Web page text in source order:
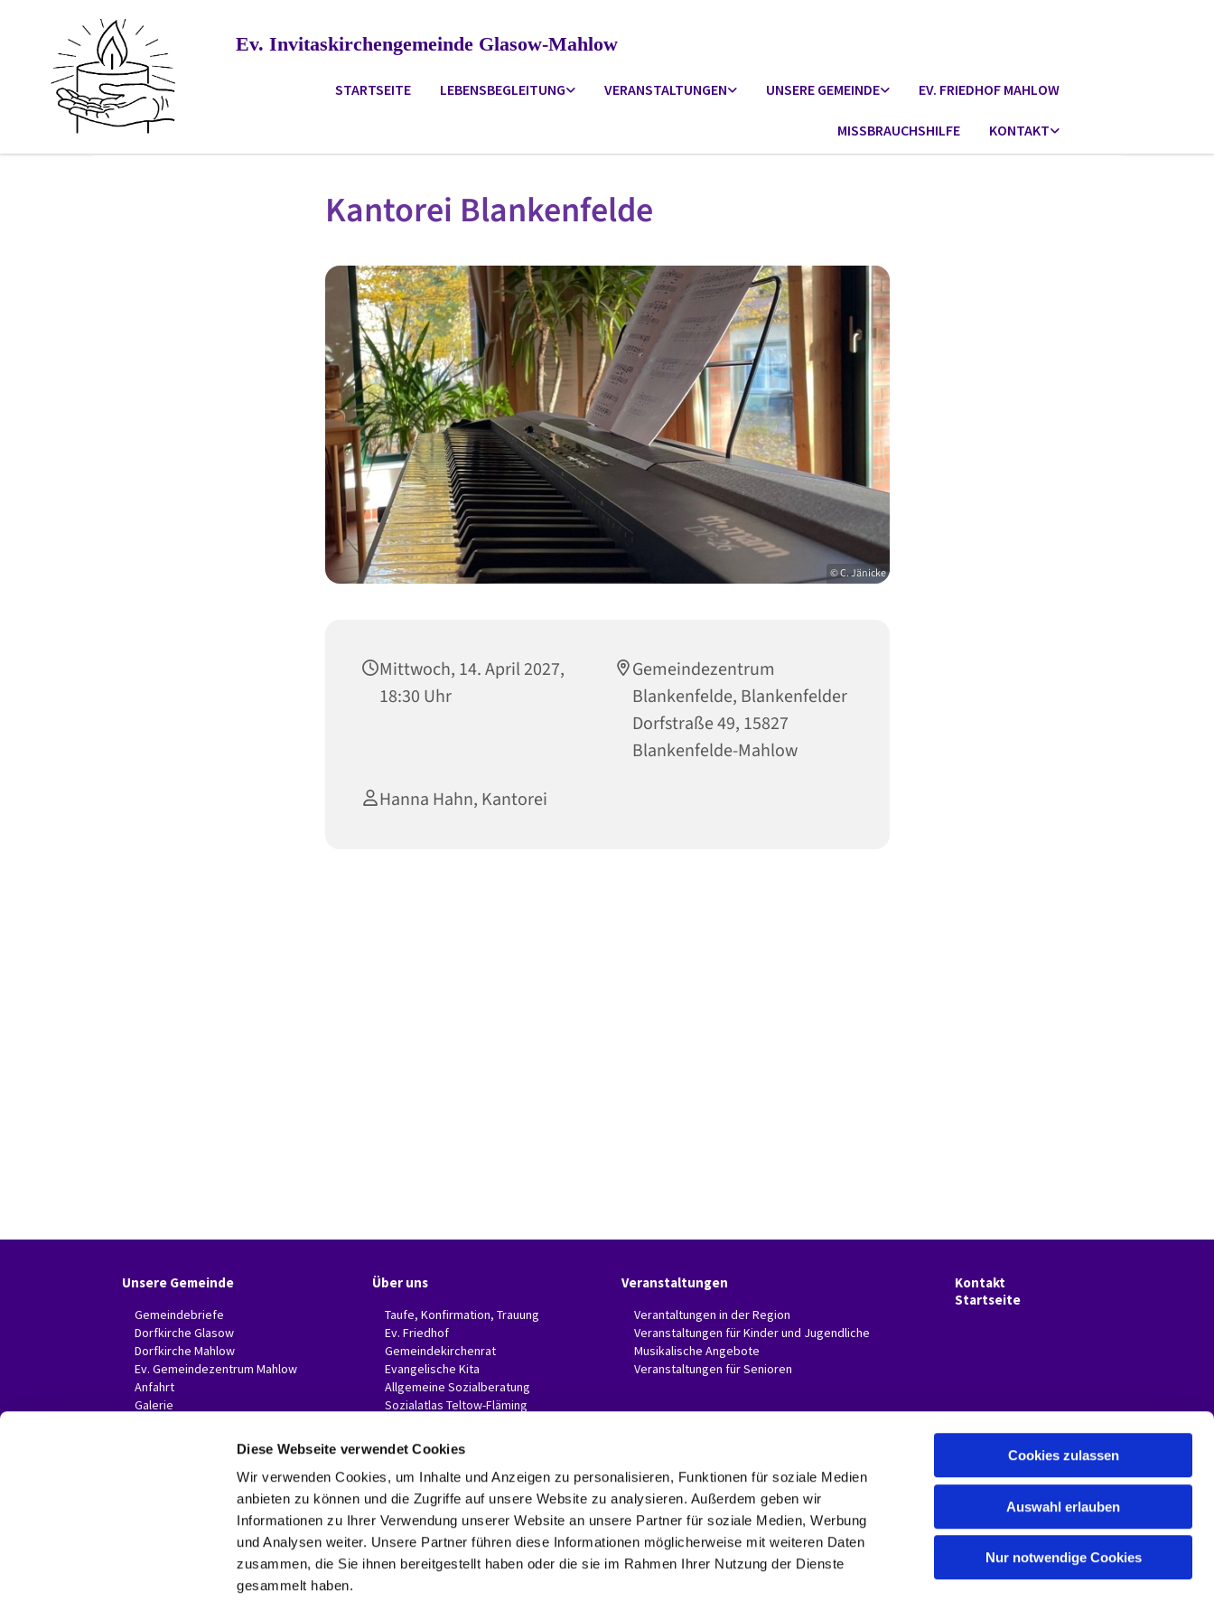
Diese Webseite verwendet Cookies
Wir verwenden Cookies, um Inhalte und Anzeigen zu personalisieren, Funktionen für soziale Medien
anbieten zu können und die Zugriffe auf unsere Website zu analysieren. Außerdem geben wir
Informationen zu Ihrer Verwendung unserer Website an unsere Partner für soziale Medien, Werbung
und Analysen weiter. Unsere Partner führen diese Informationen möglicherweise mit weiteren Daten
zusammen, die Sie ihnen bereitgestellt haben oder die sie im Rahmen Ihrer Nutzung der Dienste
gesammelt haben.
Cookies zulassen
Auswahl erlauben
Nur notwendige Cookies
Ev. Invitaskirchengemeinde Glasow-Mahlow
STARTSEITE LEBENSBEGLEITUNG VERANSTALTUNGEN UNSERE GEMEINDE EV. FRIEDHOF MAHLOW
MISSBRAUCHSHILFE KONTAKT
Kantorei Blankenfelde
© C. Jänicke
Mittwoch, 14. April 2027,
18:30 Uhr
Gemeindezentrum
Blankenfelde, Blankenfelder
Dorfstraße 49, 15827
Blankenfelde-Mahlow
Hanna Hahn, Kantorei
Unsere Gemeinde
Gemeindebriefe
Dorfkirche Glasow
Dorfkirche Mahlow
Ev. Gemeindezentrum Mahlow
Anfahrt
Galerie
Über uns
Taufe, Konfirmation, Trauung
Ev. Friedhof
Gemeindekirchenrat
Evangelische Kita
Allgemeine Sozialberatung
Sozialatlas Teltow-Fläming
Veranstaltungen
Verantaltungen in der Region
Veranstaltungen für Kinder und Jugendliche
Musikalische Angebote
Veranstaltungen für Senioren
Kontakt
Startseite
Evangelische Invitaskirchengemeinde Glasow-Mahlow
Rathenaustr. 45
15831 Blankenfelde-Mahlow
Telefon: 03379 374407 Fax: 03379 374470
invitaskg-glasow-mahlow@kkzf.de